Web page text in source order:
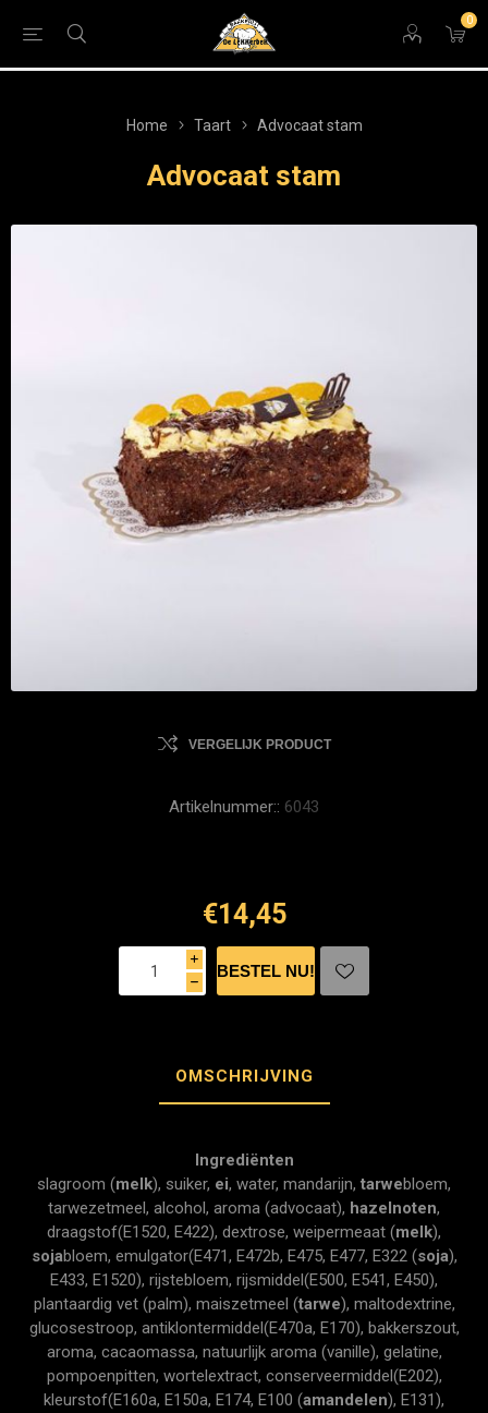
0
Home Taart Advocaat stam
Advocaat stam
VERGELIJK PRODUCT
Artikelnummer:: 6043
€14,45
i
h
OMSCHRIJVING
Ingrediënten
slagroom (melk), suiker, ei, water, mandarijn, tarwebloem,
tarwezetmeel, alcohol, aroma (advocaat), hazelnoten,
draagstof(E1520, E422), dextrose, weipermeaat (melk),
sojabloem, emulgator(E471, E472b, E475, E477, E322 (soja),
E433, E1520), rijstebloem, rijsmiddel(E500, E541, E450),
plantaardig vet (palm), maiszetmeel (tarwe), maltodextrine,
glucosestroop, antiklontermiddel(E470a, E170), bakkerszout,
aroma, cacaomassa, natuurlijk aroma (vanille), gelatine,
pompoenpitten, wortelextract, conserveermiddel(E202),
kleurstof(E160a, E150a, E174, E100 (amandelen), E131),